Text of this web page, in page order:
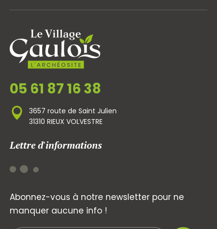
05 61 87 16 38
3657 route de Saint Julien
31310 RIEUX VOLVESTRE
Lettre d'informations
Abonnez-vous à notre newsletter pour ne
manquer aucune info !